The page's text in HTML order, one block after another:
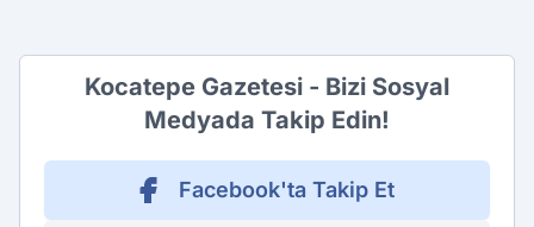
Kocatepe Gazetesi - Bizi Sosyal
Medyada Takip Edin!
Facebook'ta Takip Et